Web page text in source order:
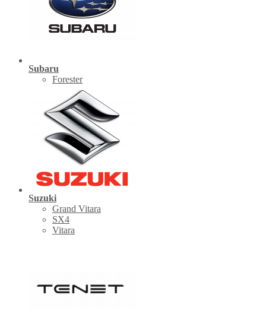
Subaru
Forester
Suzuki
Grand Vitara
SX4
Vitara